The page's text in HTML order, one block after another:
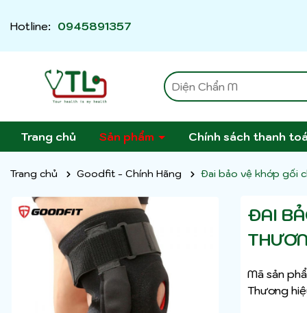
Hotline: 0945891357
Trang chủ Sản phẩm Chính sách thanh
Trang chủ Goodfit - Chính Hãng Đai bảo vệ khớp gối
ĐAI
Mã sản
Thương